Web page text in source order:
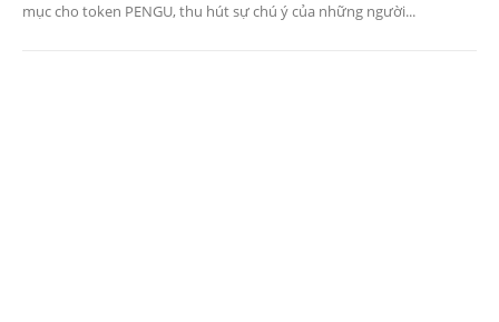
mục cho token PENGU, thu hút sự chú ý của những người...